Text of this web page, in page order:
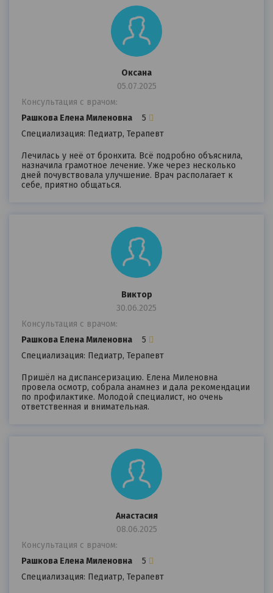
Оксана
05.07.2025
Консультация с врачом:
Рашкова Елена Миленовна
5
Специализация: Педиатр, Терапевт
Лечилась у неё от бронхита. Всё подробно объяснила,
назначила грамотное лечение. Уже через несколько
дней почувствовала улучшение. Врач располагает к
себе, приятно общаться.
Виктор
30.06.2025
Консультация с врачом:
Рашкова Елена Миленовна
5
Специализация: Педиатр, Терапевт
Пришёл на диспансеризацию. Елена Миленовна
провела осмотр, собрала анамнез и дала рекомендации
по профилактике. Молодой специалист, но очень
ответственная и внимательная.
Анастасия
08.06.2025
Консультация с врачом:
Рашкова Елена Миленовна
5
Специализация: Педиатр, Терапевт